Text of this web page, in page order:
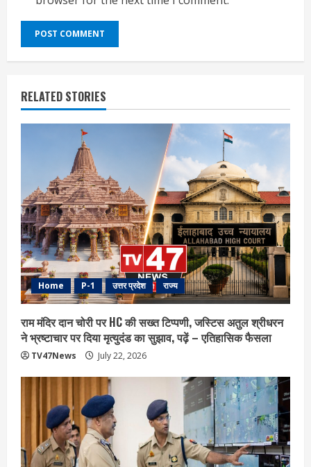
RELATED STORIES
Home P-1 उत्तर प्रदेश राज्य
राम मंदिर दान चोरी पर HC की सख्त टिप्पणी, जस्टिस अतुल श्रीधरन
ने भ्रष्टाचार पर द‍िया मृत्युदंड का सुझाव, पढ़ें – एत‍िहास‍िक फैसला
TV47News July 22, 2026